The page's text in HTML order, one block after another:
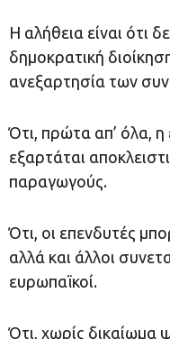
Η αλήθεια είναι ότι
δημοκρατική
ανεξαρτησία των
Ότι, πρώτα απ’ όλα,
εξαρτάται
παραγωγούς.
Ότι, οι επενδυτές
αλλά και άλλοι
ευρωπαϊκοί.
Ότι, χωρίς δικαίωμα